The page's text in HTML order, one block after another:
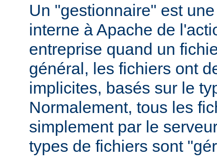
Un "gestionnaire" est
interne à Apache de
entreprise quand un
général, les fichiers ont
implicites, basés sur le
Normalement, tous les
simplement par le
types de fichiers sont